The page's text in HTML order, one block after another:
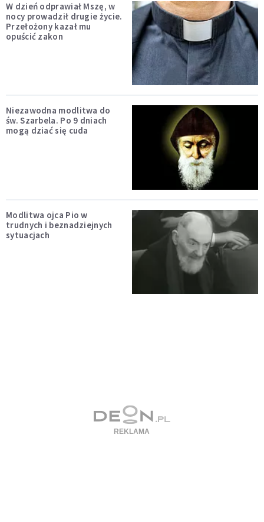
W dzień odprawiał Mszę, w
nocy prowadził drugie życie.
Przełożony kazał mu
opuścić zakon
Niezawodna modlitwa do
św. Szarbela. Po 9 dniach
mogą dziać się cuda
Modlitwa ojca Pio w
trudnych i beznadziejnych
sytuacjach